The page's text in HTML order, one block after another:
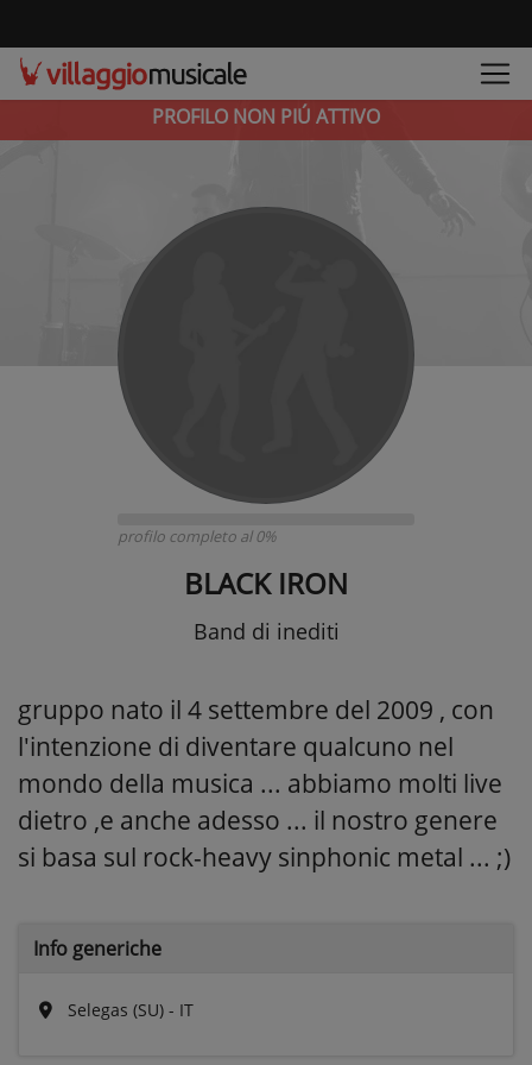
PROFILO NON PIÚ ATTIVO
profilo completo al 0%
BLACK IRON
Band di inediti
gruppo nato il 4 settembre del 2009 , con
l'intenzione di diventare qualcuno nel
mondo della musica ... abbiamo molti live
dietro ,e anche adesso ... il nostro genere
si basa sul rock-heavy sinphonic metal ... ;)
Info generiche
Selegas (SU) - IT